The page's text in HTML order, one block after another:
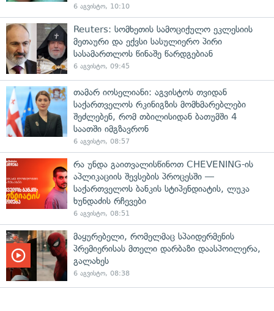
6 აგვისტო, 10:10
Reuters: სომხეთის სამოციქულო ეკლესიის
მეთაური და ექვსი სასულიერო პირი
სასამართლოს წინაშე წარდგებიან
6 აგვისტო, 09:45
თამარ იოსელიანი: აგვისტოს თვიდან
საქართველოს რკინიგზის მომხმარებლები
შეძლებენ, რომ თბილისიდან ბათუმში 4
საათში იმგზავრონ
6 აგვისტო, 08:57
რა უნდა გაითვალისწინოთ CHEVENING-ის
აპლიკაციის შევსების პროცესში —
საქართველოს ბანკის სტიპენდიატის, ლუკა
ხუნდაძის რჩევები
6 აგვისტო, 08:51
მაყურებელი, რომელმაც სპაიდერმენის
პრემიერისას მთელი დარბაზი დაასპოილერა,
გალახეს
6 აგვისტო, 08:38